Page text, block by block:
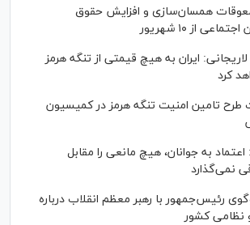
همسان‌سازی و افزایش حقوق
از ۱۰ شهریور
ایران به هیچ قیمتی از تنگه هرمز
کرد
تامین امنیت تنگه هرمز در کمیسیون
به جوانان، هیچ مانعی را مقابل
نمی‌گذارد
رئیس‌جمهور با رهبر معظم انقلاب درباره
نظامی کشور